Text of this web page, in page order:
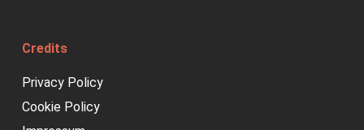
Credits
Privacy Policy
Cookie Policy